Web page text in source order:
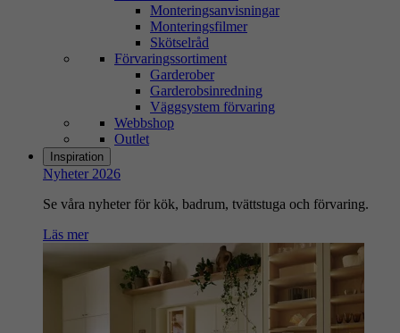
Monteringsanvisningar
Monteringsfilmer
Skötselråd
Förvaringssortiment
Garderober
Garderobsinredning
Väggsystem förvaring
Webbshop
Outlet
Inspiration
Nyheter 2026
Se våra nyheter för kök, badrum, tvättstuga och förvaring.
Läs mer